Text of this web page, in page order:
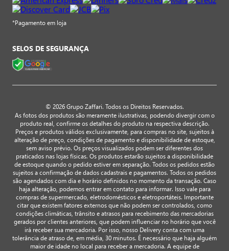
*Pagamento em loja
SELOS DE SEGURANÇA
© 2026 Grupo Zaffari. Todos os Direitos Reservados.
As fotos dos produtos são meramente ilustrativas, podendo divergir com o
produto real, confirme os detalhes do produto na respectiva descrição.
Preços e produtos válidos exclusivamente, para compras no site, sujeitos à
alteração de preço, condições de pagamento e disponibilidade de estoque,
sem aviso prévio. Os preços visualizados podem ser diferentes dos
praticados nas lojas físicas. Os produtos estarão sujeitos a disponibilidade
de estoque quando o pedido estiver em separação. Todos os pedidos estão
sujeitos a confirmação de dados cadastrais e pagamentos. Todos os pedidos
são agendados com dia e horário definidos no momento da transação. Caso
haja alteração, podemos entrar em contato para informar. Isso vale para
compras de supermercado, eletrodomésticos e eletroportáteis. Importante
citar que existem fatores externos que não podem ser controlados, como
condições climáticas, trânsito e atrasos para recebimento das mercadorias
gerados por clientes anteriores, que podem influenciar no horário que você
irá receber sua mercadoria. Por isso, nosso Delivery conta com uma
tolerância de atraso de, em média, 30 minutos. É necessário que haja alguém
maior de idade no local para receber a mercadoria. A equipe de